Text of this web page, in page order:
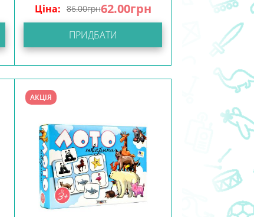
Ціна: 86.00грн62.00грн
ПРИДБАТИ
АКЦІЯ